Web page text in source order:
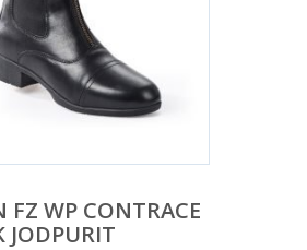
FZ WP CONTRACE
JODPURIT